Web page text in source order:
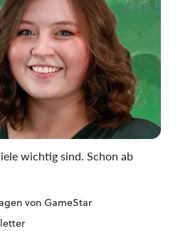
wichtig sind. Schon ab
von GameStar